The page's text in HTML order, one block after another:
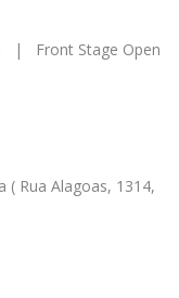
| Front Stage Open
( Rua Alagoas, 1314,